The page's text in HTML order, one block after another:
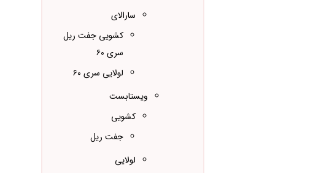
سارالای
کشویی جفت ریل
سری ۶۰
لولایی سری ۶۰
ویستابست
کشویی
جفت ریل
لولایی